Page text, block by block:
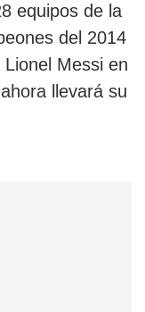
equipos de la
del 2014
Messi en
llevará su